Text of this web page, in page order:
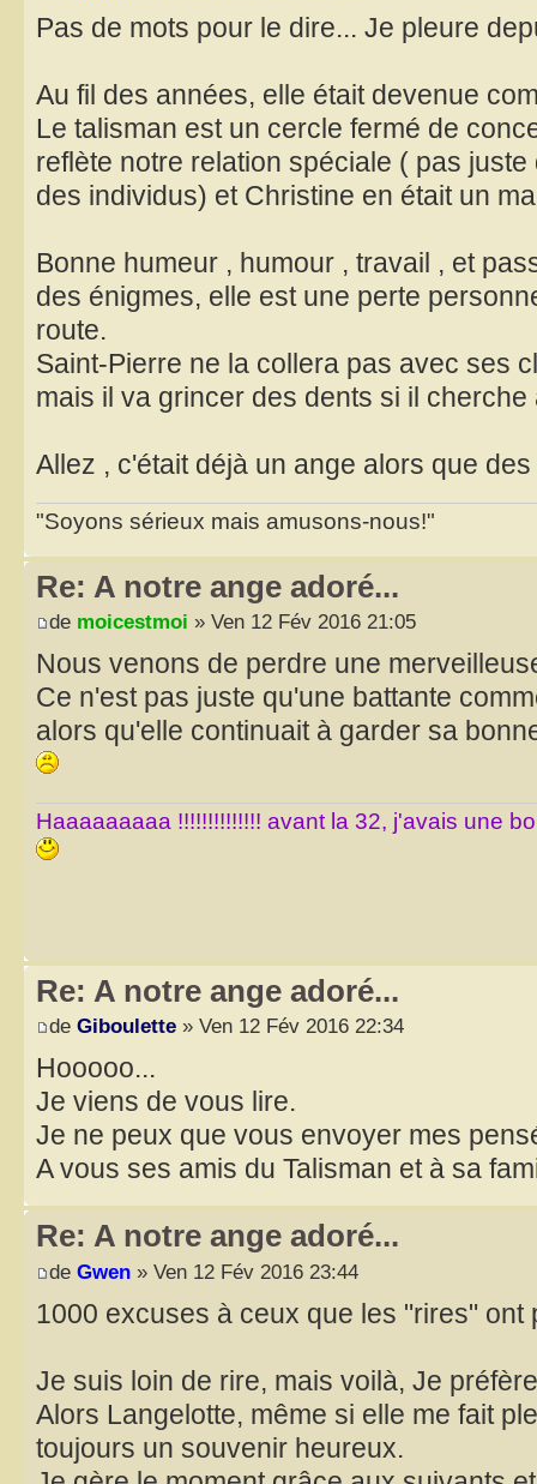
Pas de mots pour le dire... Je pleure
Au fil des années, elle était devenue
Le talisman est un cercle fermé de
reflète notre relation spéciale ( pas
des individus) et Christine en était un
Bonne humeur , humour , travail , et
des énigmes, elle est une perte
route.
Saint-Pierre ne la collera pas avec ses
mais il va grincer des dents si il
Allez , c'était déjà un ange alors que
"Soyons sérieux mais amusons-nous!"
Re: A notre ange adoré...
de moicestmoi » Ven 12 Fév 2016 21:05
Nous venons de perdre une
Ce n'est pas juste qu'une battante
alors qu'elle continuait à garder sa
Haaaaaaaaa !!!!!!!!!!!!!! avant la 32, j'avais une
Re: A notre ange adoré...
de Giboulette » Ven 12 Fév 2016 22:34
Hooooo...
Je viens de vous lire.
Je ne peux que vous envoyer mes
A vous ses amis du Talisman et à sa
Re: A notre ange adoré...
de Gwen » Ven 12 Fév 2016 23:44
1000 excuses à ceux que les "rires" ont
Je suis loin de rire, mais voilà, Je
Alors Langelotte, même si elle me fait
toujours un souvenir heureux.